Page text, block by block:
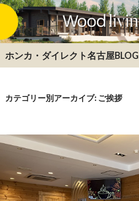
ホンカ・ダイレクト名古屋BLOG
カテゴリー別アーカイブ: ご挨拶